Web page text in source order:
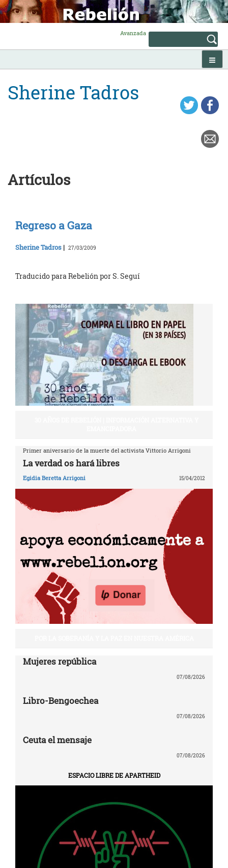
Skip
to
content
Avanzada
Sherine Tadros
Artículos
Regreso a Gaza
Sherine Tadros | 27/03/2009
Traducido para Rebelión por S. Seguí
Primer aniversario de la muerte del activista Vittorio Arrigoni
La verdad os hará libres
Egidia Beretta Arrigoni 15/04/2012
Mujeres república
07/08/2026
Libro-Bengoechea
07/08/2026
Ceuta el mensaje
07/08/2026
ESPACIO LIBRE DE APARTHEID